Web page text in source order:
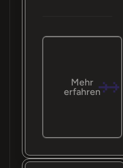
Mehr
erfahren